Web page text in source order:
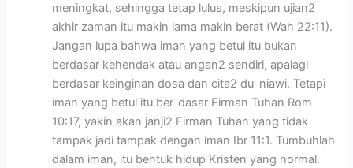
meningkat, sehingga tetap lulus, meskipun ujian2
akhir zaman itu makin lama makin berat (Wah 22:11).
Jangan lupa bahwa iman yang betul itu bukan
berdasar kehendak atau angan2 sendiri, apalagi
berdasar keinginan dosa dan cita2 du-niawi. Tetapi
iman yang betul itu ber-dasar Firman Tuhan Rom
10:17, yakin akan janji2 Firman Tuhan yang tidak
tampak jadi tampak dengan iman Ibr 11:1. Tumbuhlah
dalam iman, itu bentuk hidup Kristen yang normal.